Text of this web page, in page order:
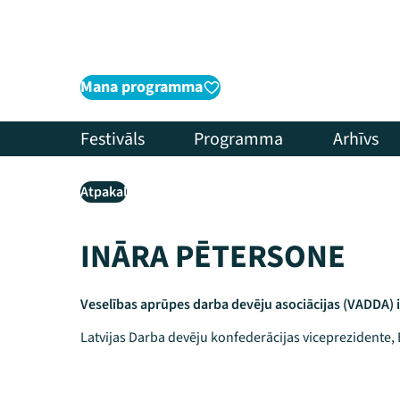
Mana programma
Festivāls Programma Arhīvs
Atpakaļ
INĀRA PĒTERSONE
Veselības aprūpes darba devēju asociācijas
Latvijas Darba devēju konfederācijas